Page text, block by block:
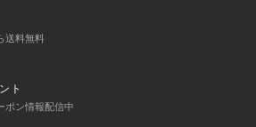
ライフプロジェクト)
ク「機能的価値」だけではなく、商品
ェクトです。「大量生産」「大量消
脱却を目指し、技術の継承・環境に配
送料無料
ト
ポン情報配信中